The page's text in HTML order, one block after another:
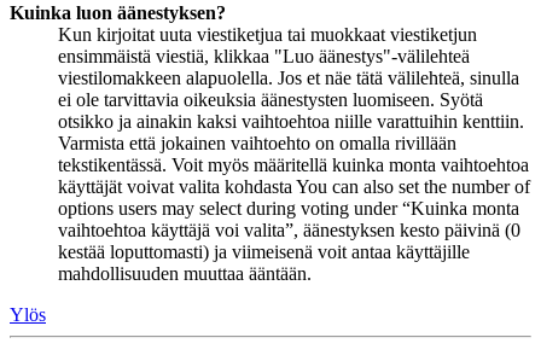
Kuinka luon äänestyksen?
Kun kirjoitat uuta viestiketjua tai muokkaat viestiketjun
ensimmäistä viestiä, klikkaa "Luo äänestys"-välilehteä
viestilomakkeen alapuolella. Jos et näe tätä välilehteä, sinulla
ei ole tarvittavia oikeuksia äänestysten luomiseen. Syötä
otsikko ja ainakin kaksi vaihtoehtoa niille varattuihin kenttiin.
Varmista että jokainen vaihtoehto on omalla rivillään
tekstikentässä. Voit myös määritellä kuinka monta vaihtoehtoa
käyttäjät voivat valita kohdasta You can also set the number of
options users may select during voting under “Kuinka monta
vaihtoehtoa käyttäjä voi valita”, äänestyksen kesto päivinä (0
kestää loputtomasti) ja viimeisenä voit antaa käyttäjille
mahdollisuuden muuttaa ääntään.
Ylös